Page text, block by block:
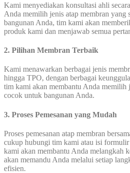
Kami menyediakan konsultasi ahli
Anda memilih jenis atap membran yang
bangunan Anda, tim kami akan
produk kami dan menjawab semua
2. Pilihan Membran Terbaik
Kami menawarkan berbagai jenis
hingga TPO, dengan berbagai
tim kami akan membantu Anda memilih
cocok untuk bangunan Anda.
3. Proses Pemesanan yang Mudah
Proses pemesanan atap membran
cukup hubungi tim kami atau isi formulir
kami akan membantu Anda melangkah
akan memandu Anda melalui setiap
efisien.